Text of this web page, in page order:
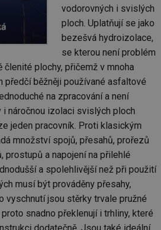
vodorovných i svislých
ploch. Uplatňují se jako
bezešvá hydroizolace,
se kterou není problém
členité plochy, přičemž v mnoha
předčí běžněji používané asfaltové
na zpracování a není
i náročnou izolaci svislých ploch
jeden pracovník. Proti klasickým
množství spojů, přesahů, prořezů
prostupů a napojení na přilehlé
a spolehlivější než při použití
musí být prováděny přesahy,
vyschnutí jsou stěrky trvale pružné
snadno překlenují i trhliny, které